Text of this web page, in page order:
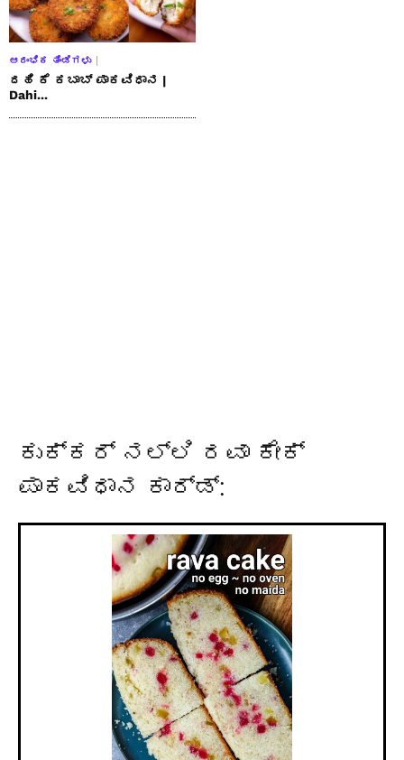
ಆರಂಭಿಕ ತಿಂಡಿಗಳು
ದಹಿ ಕೆ ಕಬಾಬ್ ಪಾಕವಿಧಾನ |
Dahi...
ಕುಕ್ಕರ್ ನಲ್ಲಿ ರವಾ ಕೇಕ್
ಪಾಕವಿಧಾನ ಕಾರ್ಡ್: